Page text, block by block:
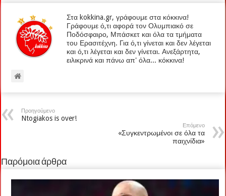
Στα kokkina.gr, γράφουμε στα κόκκινα!
Γράφουμε ό,τι αφορά τον Ολυμπιακό σε
Ποδόσφαιρο, Μπάσκετ και όλα τα τμήματα
του Ερασιτέχνη. Για ό,τι γίνεται και δεν λέγεται
και ό,τι λέγεται και δεν γίνεται. Ανεξάρτητα,
ειλικρινά και πάνω απ' όλα... κόκκινα!
Προηγούμενο
Ntogiakos is over!
Επόμενο
«Συγκεντρωμένοι σε όλα τα
παιχνίδια»
Παρόμοια άρθρα